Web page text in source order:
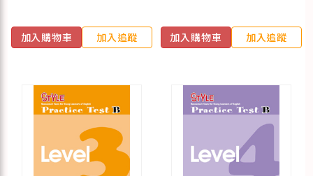
加入購物車 加入追蹤 加入購物車 加入追蹤